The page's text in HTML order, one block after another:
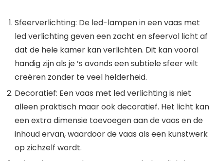
Sfeerverlichting: De led-lampen in een vaas met
led verlichting geven een zacht en sfeervol licht af
dat de hele kamer kan verlichten. Dit kan vooral
handig zijn als je ’s avonds een subtiele sfeer wilt
creëren zonder te veel helderheid.
Decoratief: Een vaas met led verlichting is niet
alleen praktisch maar ook decoratief. Het licht kan
een extra dimensie toevoegen aan de vaas en de
inhoud ervan, waardoor de vaas als een kunstwerk
op zichzelf wordt.